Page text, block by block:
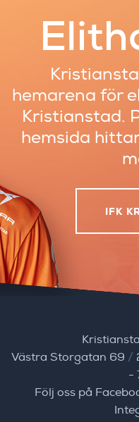
hemarena för
Kristianstad.
hemsida
IFK
Västra Storgatan 69 /
-
Följ oss på